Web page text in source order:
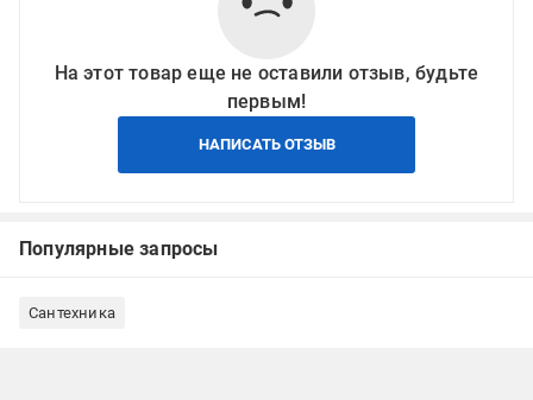
На этот товар еще не оставили отзыв, будьте
первым!
НАПИСАТЬ ОТЗЫВ
Популярные запросы
Сантехника